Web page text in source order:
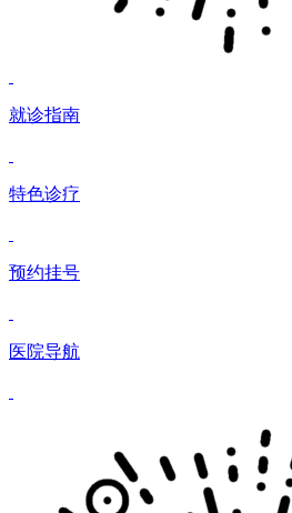
就诊指南
特色诊疗
预约挂号
医院导航